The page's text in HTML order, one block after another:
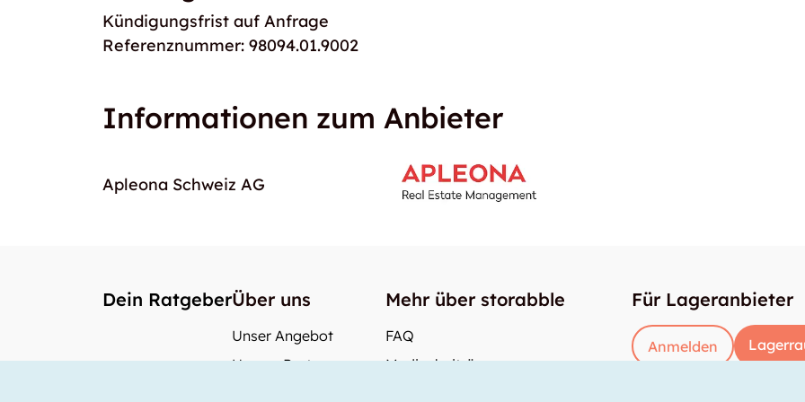
Kündigungsfrist auf Anfrage
Referenznummer: 98094.01.9002
Informationen zum Anbieter
Apleona Schweiz AG
Dein RatgeberÜber uns
Unser Angebot
Unsere Partner
Mehr über storabble
FAQ
Medienbeiträge
Für Lageranbieter
Anmelden